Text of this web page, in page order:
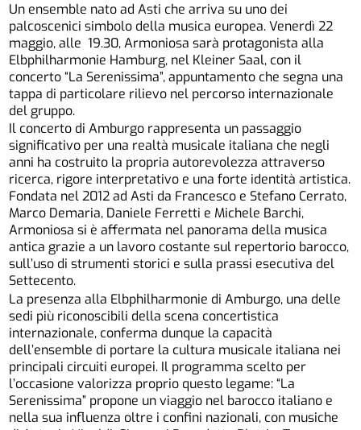
Un ensemble nato ad Asti che arriva su uno dei
palcoscenici simbolo della musica europea. Venerdì 22
maggio, alle 19.30, Armoniosa sarà protagonista alla
Elbphilharmonie Hamburg, nel Kleiner Saal, con il
concerto “La Serenissima”, appuntamento che segna una
tappa di particolare rilievo nel percorso internazionale
del gruppo.
Il concerto di Amburgo rappresenta un passaggio
significativo per una realtà musicale italiana che negli
anni ha costruito la propria autorevolezza attraverso
ricerca, rigore interpretativo e una forte identità artistica.
Fondata nel 2012 ad Asti da Francesco e Stefano Cerrato,
Marco Demaria, Daniele Ferretti e Michele Barchi,
Armoniosa si è affermata nel panorama della musica
antica grazie a un lavoro costante sul repertorio barocco,
sull’uso di strumenti storici e sulla prassi esecutiva del
Settecento.
La presenza alla Elbphilharmonie di Amburgo, una delle
sedi più riconoscibili della scena concertistica
internazionale, conferma dunque la capacità
dell’ensemble di portare la cultura musicale italiana nei
principali circuiti europei. Il programma scelto per
l’occasione valorizza proprio questo legame: “La
Serenissima” propone un viaggio nel barocco italiano e
nella sua influenza oltre i confini nazionali, con musiche